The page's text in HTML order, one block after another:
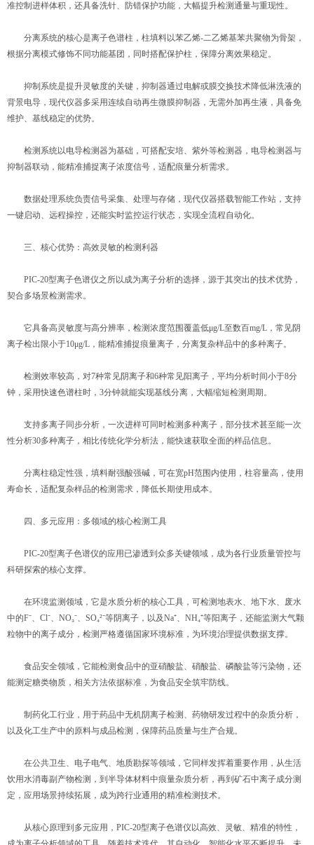
准控制进样体积，还具备洗针、防错保护功能，大幅提升检测通量与重现性。
分离系统的核心是离子色谱柱，柱填料以苯乙烯-二乙烯基苯共聚物为骨架，
根据分离模式修饰不同功能基团，同时搭配保护柱，保障分离效果稳定。
抑制系统是提升灵敏度的关键，抑制器通过电解或膜交换技术降低淋洗液的
背景电导，现代仪器多采用连续自动再生微膜抑制器，无需外加再生液，具备免
维护、基线稳定的优势。
检测系统以电导检测器为基础，可搭配安培、紫外等检测器，电导检测器与
抑制器联动，能精准捕捉离子浓度信号，适配痕量分析需求。
数据处理系统负责信号采集、处理与存储，现代仪器搭载智能工作站，支持
一键启动、远程操控，还能实时监控运行状态，实现全流程自动化。
三、核心优势：高效灵敏的检测利器
PIC-20型离子色谱仪之所以成为离子分析的选择，源于其突出的技术优势，
契合多场景检测需求。
它具备高灵敏度与高分辨率，检测浓度范围覆盖低μg/L至数百mg/L，常见阴
离子检出限小于10μg/L，能精准捕捉痕量离子，分离复杂样品中的多种离子。
检测效率较高，对7种常见阴离子和6种常见阳离子，平均分析时间小于8分
钟，采用快速色谱柱时，3分钟就能实现基线分离，大幅缩短检测周期。
支持多离子同步分析，一次进样可同时检测多种离子，部分技术甚至能一次
性分析30多种离子，相比传统化学分析法，能快速获取全面的样品信息。
分离柱稳定性强，填料耐强酸强碱，可在宽pH范围内使用，柱容量高，使用
寿命长，适配复杂样品的检测需求，降低长期使用成本。
四、多元应用：多领域的核心检测工具
PIC-20型离子色谱仪的应用已渗透到众多关键领域，成为各行业质量管控与
科研探索的核心支撑。
在环境监测领域，它是水质分析的核心工具，可检测地表水、地下水、废水
中的F⁻、Cl⁻、NO₃⁻、SO₄²⁻等阴离子，以及Na⁺、NH₄⁺等阳离子，还能监测大气颗
粒物中的离子成分，检测严格遵循国家环境标准，为环境治理提供数据支撑。
食品安全领域，它能检测食品中的亚硝酸盐、硝酸盐、磷酸盐等污染物，还
能测定糖类物质，相关方法依据标准，为食品安全筑牢防线。
制药化工行业，用于药品中无机阴离子检测、药物研发过程中的杂质分析，
以及化工生产中的原料与成品检测，保障药品质量与生产合规。
在公共卫生、电子电气、地质勘探等领域，它同样发挥着重要作用，从生活
饮用水消毒副产物检测，到半导体材料中痕量杂质分析，再到矿石中离子成分测
定，应用场景持续拓展，成为跨行业通用的精准检测技术。
从核心原理到多元应用，PIC-20型离子色谱仪以高效、灵敏、精准的特性，